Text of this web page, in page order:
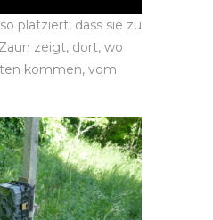
platziert, dass sie zu
zeigt, dort, wo
kommen, vom